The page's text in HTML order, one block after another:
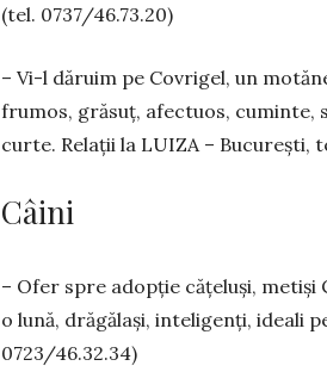
(tel. 0737/46.73.20)
– Vi-l dăruim pe Covrigel, un
frumos, gră­suț, a­fec­tuos, cuminte,
curte. Re­lații la LUIZA – București,
Câini
– Ofer spre adopție cățeluși, metiși
o lună, drăgălași, inteligenți, ideali
0723/46.32.34)